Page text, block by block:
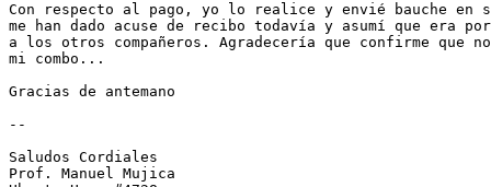
Con respecto al pago, yo lo realice y envié bauche en
me han dado acuse de recibo todavía y asumí que era
a los otros compañeros. Agradecería que confirme que
mi combo...
Gracias de antemano
--
Saludos Cordiales
Prof. Manuel Mujica